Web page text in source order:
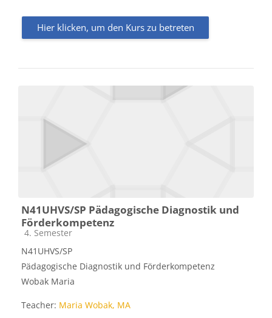
Hier klicken, um den Kurs zu betreten
N41UHVS/SP Pädagogische Diagnostik und
Förderkompetenz
Kursbereich
4. Semester
N41UHVS/SP
Pädagogische Diagnostik und Förderkompetenz
Wobak Maria
Teacher: Maria Wobak, MA